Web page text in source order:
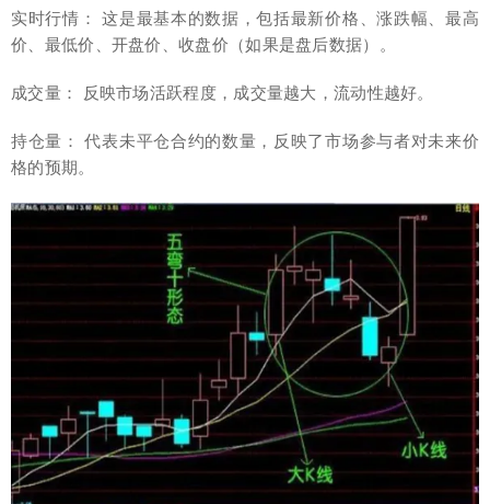
实时行情： 这是最基本的数据，包括最新价格、涨跌幅、最高
价、最低价、开盘价、收盘价（如果是盘后数据）。
成交量： 反映市场活跃程度，成交量越大，流动性越好。
持仓量： 代表未平仓合约的数量，反映了市场参与者对未来价
格的预期。